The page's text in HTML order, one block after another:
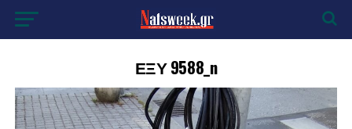
ΕΞΥ 9588_n